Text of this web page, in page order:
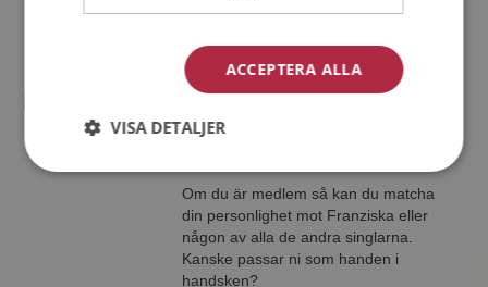
39 år från Härjedalen i Jämtlands län
Om du är medlem så kan du matcha
din personlighet mot Franziska eller
någon av alla de andra singlarna.
Kanske passar ni som handen i
handsken?
ACCEPTERA ALLA
VISA DETALJER